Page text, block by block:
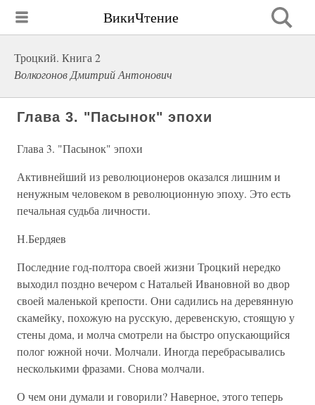
ВикиЧтение
Троцкий. Книга 2
Волкогонов Дмитрий Антонович
Глава 3. "Пасынок" эпохи
Глава 3. "Пасынок" эпохи
Активнейший из революционеров оказался лишним и
ненужным человеком в революционную эпоху. Это есть
печальная судьба личности.
Н.Бердяев
Последние год-полтора своей жизни Троцкий нередко
выходил поздно вечером с Натальей Ивановной во двор
своей маленькой крепости. Они садились на деревянную
скамейку, похожую на русскую, деревенскую, стоящую у
стены дома, и молча смотрели на быстро опускающийся
полог южной ночи. Молчали. Иногда перебрасывались
несколькими фразами. Снова молчали.
О чем они думали и говорили? Наверное, этого теперь